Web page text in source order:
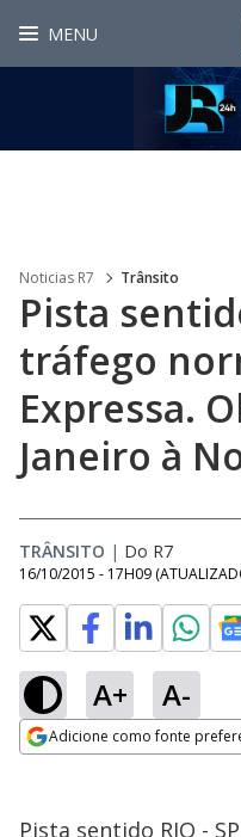
MENU
Noticias R7 Trânsito
Pista
tráfego
Expressa.
Janeiro à
TRÂNSITO | Do R7
16/10/2015 - 17H09
A+ A-
Adicione como fonte
Pista sentido RIO -